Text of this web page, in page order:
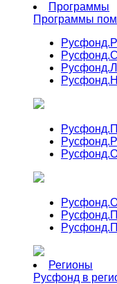
Программы
Программы
Русфонд.
Русфонд.
Русфонд.
Русфонд.
Русфонд.
Русфонд.
Русфонд.
Русфонд.
Русфонд.
Русфонд.
Регионы
Русфонд в